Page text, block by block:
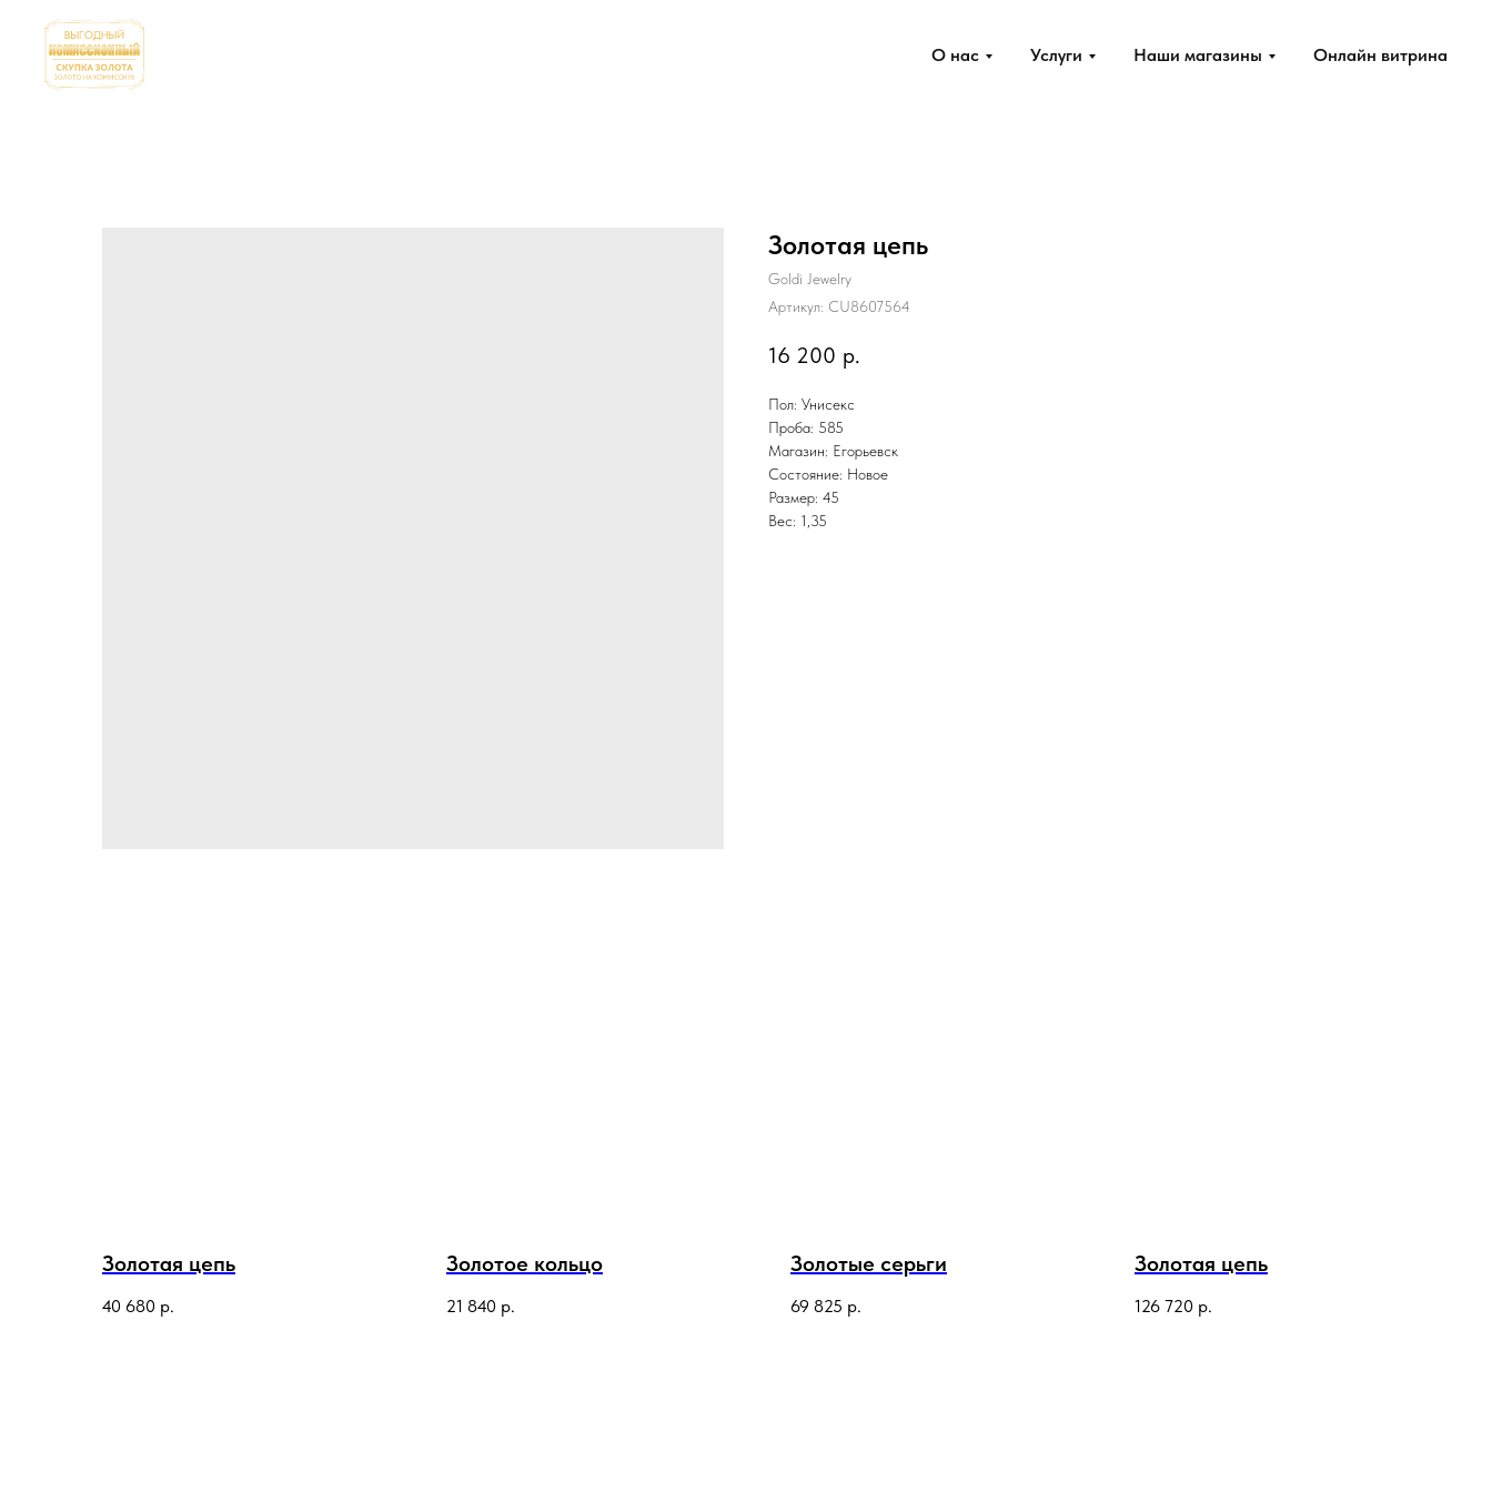
О нас Услуги Наши магазины Онлайн витрина
Золотая цепь
Goldi Jewelry
Артикул: CU8607564
16 200 р.
Пол: Унисекс
Проба: 585
Магазин: Егорьевск
Состояние: Новое
Размер: 45
Вес: 1,35
Золотая цепь
40 680 р.
Золотое кольцо
21 840 р.
Золотые серьги
69 825 р.
Золотая цепь
126 720 р.